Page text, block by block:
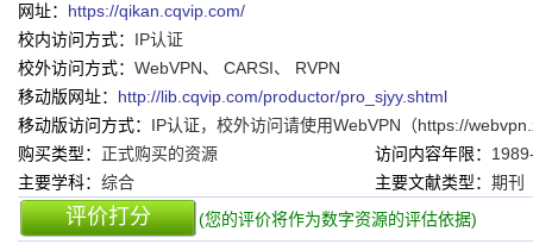
网址： https://qikan.cqvip.com/
校内访问方式： IP认证
校外访问方式： WebVPN、 CARSI、 RVPN
移动版网址： http://lib.cqvip.com/productor/pro_sjyy.shtml
移动版访问方式： IP认证，校外访问请使用WebVPN（https://
购买类型： 正式购买的资源 访问内容年限：
主要学科： 综合 主要文献类型： 期刊
评价打分 (您的评价将作为数字资源的评估依据)